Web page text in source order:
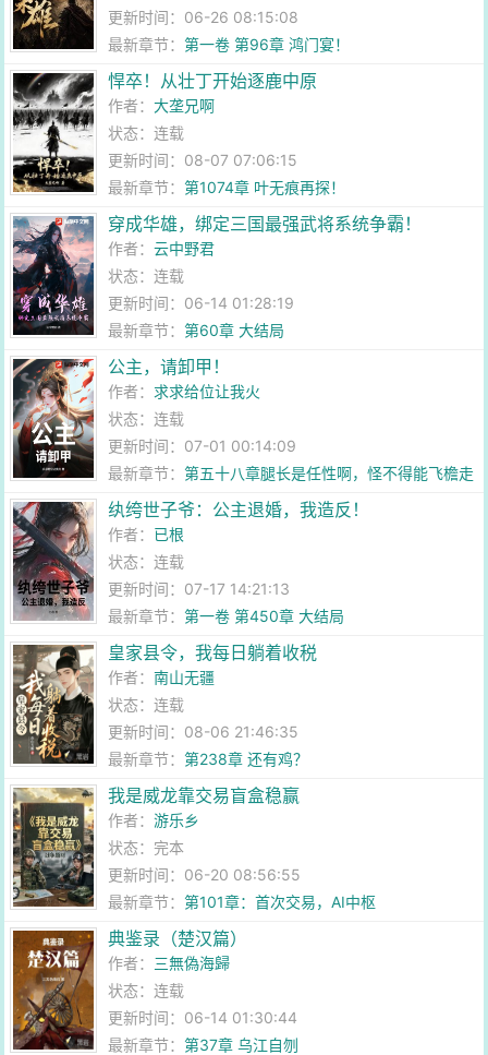
更新时间：06-26 08:15:08
最新章节：第一卷 第96章 鸿门宴！
悍卒！从壮丁开始逐鹿中原
作者：大垄兄啊
状态：连载
更新时间：08-07 07:06:15
最新章节：第1074章 叶无痕再探！
穿成华雄，绑定三国最强武将系统争霸！
作者：云中野君
状态：连载
更新时间：06-14 01:28:19
最新章节：第60章 大结局
公主，请卸甲！
作者： 求求给位让我火
状态：连载
更新时间：07-01 00:14:09
最新章节：第五十八章腿长是任性啊，怪不得能飞檐走
壁
纨绔世子爷：公主退婚，我造反！
作者： 已根
状态：连载
更新时间：07-17 14:21:13
最新章节：第一卷 第450章 大结局
皇家县令，我每日躺着收税
作者：南山无疆
状态：连载
更新时间：08-06 21:46:35
最新章节：第238章 还有鸡？
我是威龙靠交易盲盒稳赢
作者：游乐乡
状态：完本
更新时间：06-20 08:56:55
最新章节：第101章：首次交易，AI中枢
典鉴录（楚汉篇）
作者： 三無偽海歸
状态：连载
更新时间：06-14 01:30:44
最新章节：第37章 乌江自刎